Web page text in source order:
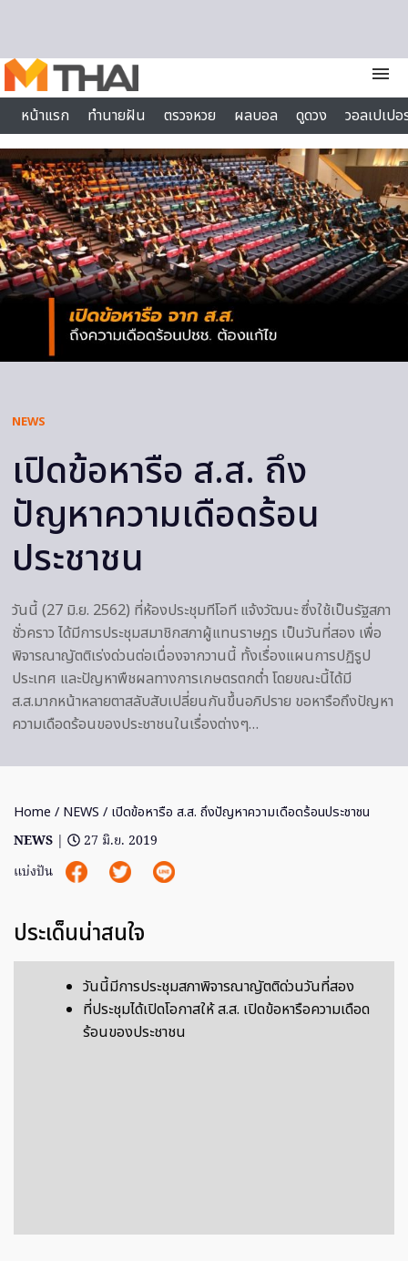
menu
หน้าแรก
ทำนายฝัน ตรวจหวย ผลบอล ดูดวง
วอลเปเป
ไลฟ์สไตล์
NEWS
เปิดข้อหารือ ส.ส. ถึง
ปัญหาความเดือดร้อน
ประชาชน
วันนี้ (27 มิ.ย. 2562) ที่ห้องประชุมทีโอที แจ้งวัฒนะ ซึ่งใช้เป็นรัฐสภา
ชั่วคราว ได้มีการประชุมสมาชิกสภาผู้แทนราษฎร เป็นวันที่สอง เพื่อ
พิจารณาญัตติเร่งด่วนต่อเนื่องจากวานนี้ ทั้งเรื่องแผนการปฏิรูป
ประเทศ และปัญหาพืชผลทางการเกษตรตกต่ำ โดยขณะนี้ได้มี
ส.ส.มากหน้าหลายตาสลับสับเปลี่ยนกันขึ้นอภิปราย ขอหารือถึงปัญหา
ความเดือดร้อนของประชาชนในเรื่องต่างๆ…
Home / NEWS / เปิดข้อหารือ ส.ส. ถึงปัญหาความเดือดร้อนประชาชน
NEWS |
27 มิ.ย. 2019
แบ่งปัน
ประเด็นน่าสนใจ
วันนี้มีการประชุมสภาพิจารณาญัตติด่วนวันที่สอง
ที่ประชุมได้เปิดโอกาสให้ ส.ส. เปิดข้อหารือความเดือด
ร้อนของประชาชน